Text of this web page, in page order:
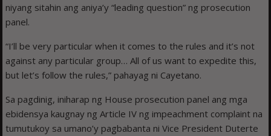
niyang sitahin ang aniya’y “leading question” ng prosecution
panel.
“I’ll be very particular when it comes to the rules and it’s not
against any particular group… All of us want to expedite this,
but let’s follow the rules,” pahayag ni Cayetano.
Sa pagdinig, iniharap ng House prosecution panel ang mga
ebidensya kaugnay ng Article IV ng impeachment complaint na
tumutukoy sa umano’y pagbabanta ni Vice President Duterte